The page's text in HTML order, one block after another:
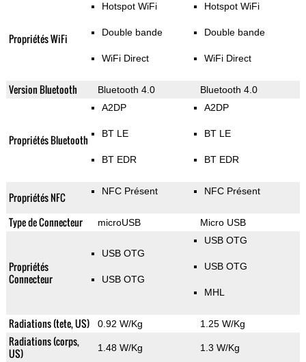
Propriétés WiFi
Hotspot WiFi
Double bande
WiFi Direct
Hotspot WiFi
Double bande
WiFi Direct
Version Bluetooth Bluetooth 4.0 Bluetooth 4.0
Propriétés Bluetooth
A2DP
BT LE
BT EDR
A2DP
BT LE
BT EDR
Propriétés NFC NFC Présent NFC Présent
Type de Connecteur microUSB Micro USB
Propriétés
Connecteur
USB OTG
USB OTG
USB OTG
USB OTG
MHL
Radiations (tete, US) 0.92 W/Kg 1.25 W/Kg
Radiations (corps,
US)
1.48 W/Kg 1.3 W/Kg